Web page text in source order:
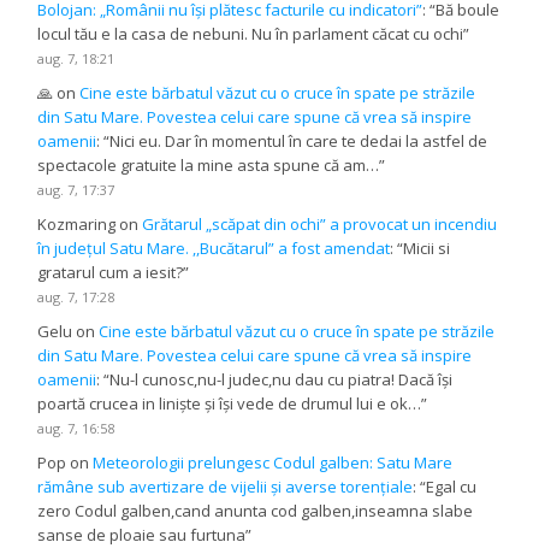
Bolojan: „Românii nu își plătesc facturile cu indicatori”: “Bă boule
locul tău e la casa de nebuni. Nu în parlament căcat cu ochi”
aug. 7, 18:21
🙏 onCine este bărbatul văzut cu o cruce în spate pe străzile
din Satu Mare. Povestea celui care spune că vrea să inspire
oamenii: “Nici eu. Dar în momentul în care te dedai la astfel de
spectacole gratuite la mine asta spune că am…”
aug. 7, 17:37
Kozmaring onGrătarul „scăpat din ochi” a provocat un incendiu
în județul Satu Mare. ,,Bucătarul” a fost amendat: “Micii si
gratarul cum a iesit?”
aug. 7, 17:28
Gelu onCine este bărbatul văzut cu o cruce în spate pe străzile
din Satu Mare. Povestea celui care spune că vrea să inspire
oamenii: “Nu-l cunosc,nu-l judec,nu dau cu piatra! Dacă își
poartă crucea in liniște și își vede de drumul lui e ok…”
aug. 7, 16:58
Pop onMeteorologii prelungesc Codul galben: Satu Mare
rămâne sub avertizare de vijelii și averse torențiale: “Egal cu
zero Codul galben,cand anunta cod galben,inseamna slabe
sanse de ploaie sau furtuna”